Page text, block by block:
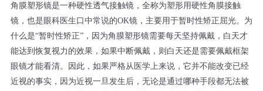
角膜塑形镜是一种硬性透气接触镜，全称为塑形用硬性角膜接触
镜，也是眼科医生口中常说的OK镜，主要用于暂时性矫正屈光。为
什么是“暂时性矫正”，因为角膜塑形镜需要每天坚持佩戴，白天才
能达到恢复视力的效果，如果中断佩戴，则白天还是需要佩戴框架
眼镜才能看清。因此，如果严格从医学上来说，它并不能改变已经
近视的事实，因为近视一旦发生后，无论是通过哪种手段都无法被